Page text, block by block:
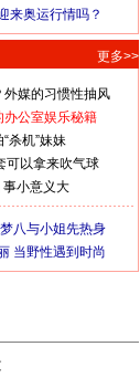
来奥运行情吗？
更多>>
外媒的习惯性抽风
办公室娱乐秘籍
杀机”妹妹
可以拿来吹气球
事小意义大
梦八与小姐先热身
当野性遇到时尚